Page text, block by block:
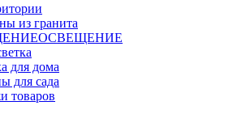
из гранита
ОСВЕЩЕНИЕ
для дома
для сада
товаров